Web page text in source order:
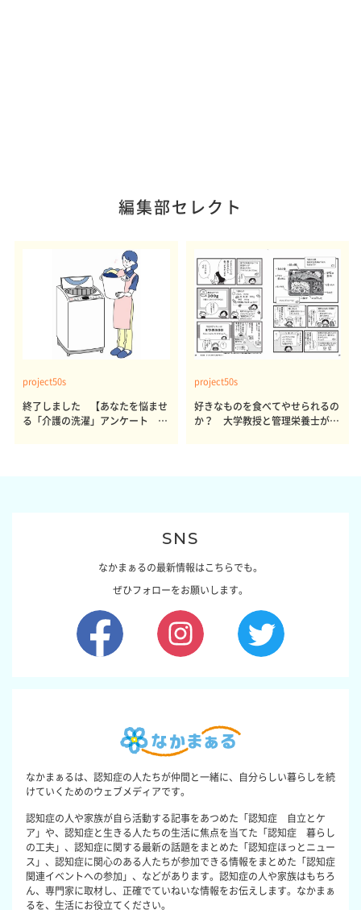
編集部セレクト
project50s
終了しました 【あなたを悩ませ
る「介護の洗濯」アンケート 体
project50s
好きなものを食べてやせられるの
か？ 大学教授と管理栄養士が出
SNS
なかまぁるの最新情報はこちらでも。
ぜひフォローをお願いします。
なかまぁるは、認知症の人たちが仲間と一緒に、自分らしい暮らしを続
けていくためのウェブメディアです。
認知症の人や家族が自ら活動する記事をあつめた「認知症 自立とケ
ア」や、認知症と生きる人たちの生活に焦点を当てた「認知症 暮らし
の工夫」、認知症に関する最新の話題をまとめた「認知症ほっとニュー
ス」、認知症に関心のある人たちが参加できる情報をまとめた「認知症
関連イベントへの参加」、などがあります。認知症の人や家族はもちろ
ん、専門家に取材し、正確でていねいな情報をお伝えします。なかまぁ
るを、生活にお役立てください。